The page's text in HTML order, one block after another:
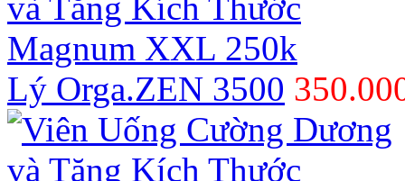
Lý Orga.ZEN 3500